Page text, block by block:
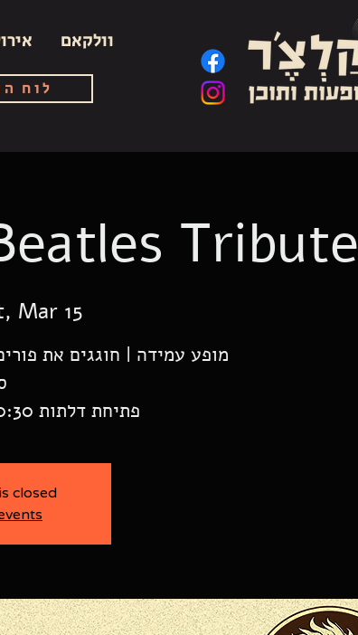
וולקאם
לוח
Tribute
Mar 15
מופע עמידה | חוגגים את
פתיחת דלתות 20:30 | תחילת מופע 21:30
closed